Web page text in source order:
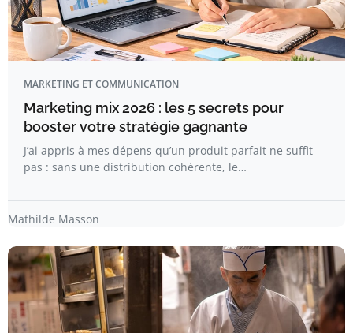
MARKETING ET COMMUNICATION
Marketing mix 2026 : les 5 secrets pour
booster votre stratégie gagnante
J’ai appris à mes dépens qu’un produit parfait ne suffit
pas : sans une distribution cohérente, le…
Mathilde Masson